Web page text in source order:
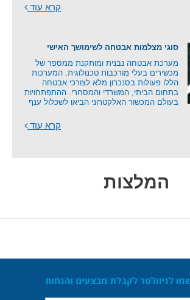
קרא עוד
סוגי מצלמות אבטחה לשימושך האישי
מערכת אבטחה נבנית ומותקנת ממספר של
מכשירים בעלי מורכבות טכנולוגית. המערכות
הללו פעולות בסנכרון מלא לצורכי אבטחה
בתחום הביתי, המשרדי והמסחרי. ההתפתחויות
בעולם המכשור האלקטרוני הביאו לשכלול ענף
קרא עוד
המלצות